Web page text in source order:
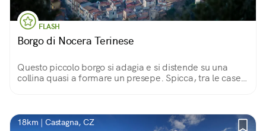
FLASH
Borgo di Nocera Terinese
Questo piccolo borgo si adagia e si distende su una
collina quasi a formare un presepe. Spicca, tra le case,
18km | Castagna, CZ